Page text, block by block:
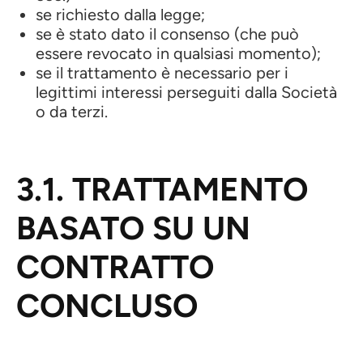
se richiesto dalla legge;
se è stato dato il consenso (che può
essere revocato in qualsiasi momento);
se il trattamento è necessario per i
legittimi interessi perseguiti dalla Società
o da terzi.
3.1. TRATTAMENTO
BASATO SU UN
CONTRATTO
CONCLUSO